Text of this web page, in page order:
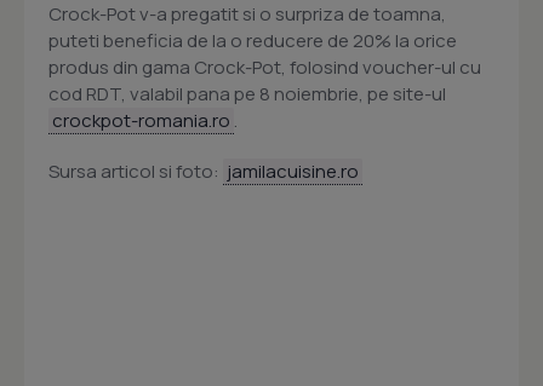
Crock-Pot v-a pregatit si o surpriza de toamna,
puteti beneficia de la o reducere de 20% la orice
produs din gama Crock-Pot, folosind voucher-ul cu
cod RDT, valabil pana pe 8 noiembrie, pe site-ul
crockpot-romania.ro .
Sursa articol si foto: jamilacuisine.ro